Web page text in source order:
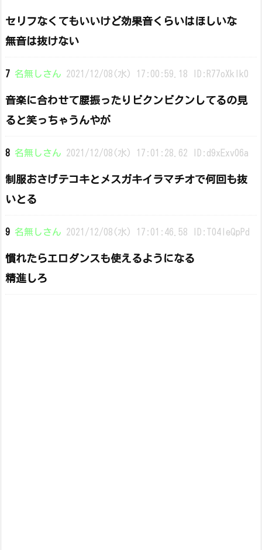
セリフなくてもいいけど効果音くらいはほしいな
無音は抜けない
7 名無しさん 2021/12/08(水) 17:00:59.18 ID:R77oXkIk0
音楽に合わせて腰振ったりビクンビクンしてるの見
ると笑っちゃうんやが
8 名無しさん 2021/12/08(水) 17:01:28.62 ID:d9xExv06a
制服おさげテコキとメスガキイラマチオで何回も抜
いとる
9 名無しさん 2021/12/08(水) 17:01:46.58 ID:T04IeQpPd
慣れたらエロダンスも使えるようになる
精進しろ